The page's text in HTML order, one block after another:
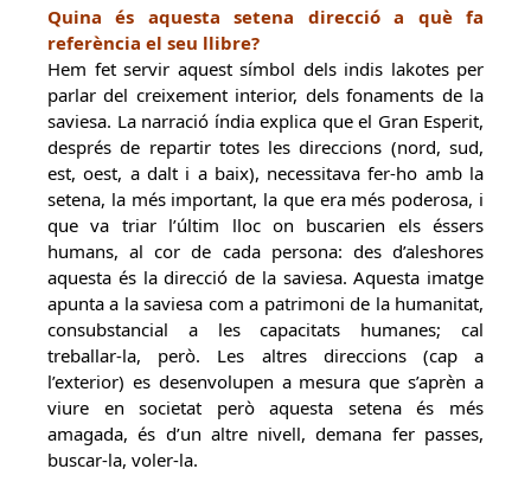
Quina és aquesta setena direcció a què fa
referència el seu llibre?
Hem fet servir aquest símbol dels indis lakotes per
parlar del creixement interior, dels fonaments de la
saviesa. La narració índia explica que el Gran Esperit,
després de repartir totes les direccions (nord, sud,
est, oest, a dalt i a baix), necessitava fer-ho amb la
setena, la més important, la que era més poderosa, i
que va triar l’últim lloc on buscarien els éssers
humans, al cor de cada persona: des d’aleshores
aquesta és la direcció de la saviesa. Aquesta imatge
apunta a la saviesa com a patrimoni de la humanitat,
consubstancial a les capacitats humanes; cal
treballar-la, però. Les altres direccions (cap a
l’exterior) es desenvolupen a mesura que s’aprèn a
viure en societat però aquesta setena és més
amagada, és d’un altre nivell, demana fer passes,
buscar-la, voler-la.